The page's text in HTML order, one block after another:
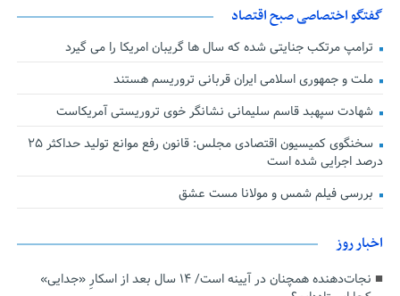
گفتگو اختصاصی صبح اقتصاد
ترامپ مرتکب جنایتی شده که سال ها گریبان امریکا را می گیرد
ملت و جمهوری اسلامی ایران قربانی تروریسم هستند
شهادت سپهبد قاسم سلیمانی نشانگر خوی تروریستی آمریکاست
سخنگوی کمیسیون اقتصادی مجلس: قانون رفع موانع تولید حداکثر ۲۵
درصد اجرایی شده است
بررسی فیلم شمس و مولانا مست عشق
اخبار روز
نجات‌دهنده‌ همچنان در آیینه است/ ۱۴ سال بعد از اسکارِ «جدایی»